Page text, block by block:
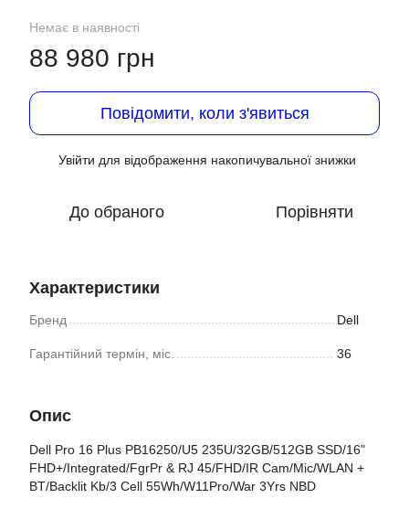
Немає в наявності
88 980 грн
Повідомити, коли з'явиться
Увійти для відображення накопичувальної знижки
До обраного Порівняти
Характеристики
Бренд Dell
Гарантійний термін, міс. 36
Опис
Dell Pro 16 Plus PB16250/U5 235U/32GB/512GB SSD/16"
FHD+/Integrated/FgrPr & RJ 45/FHD/IR Cam/Mic/WLAN +
BT/Backlit Kb/3 Cell 55Wh/W11Pro/War 3Yrs NBD